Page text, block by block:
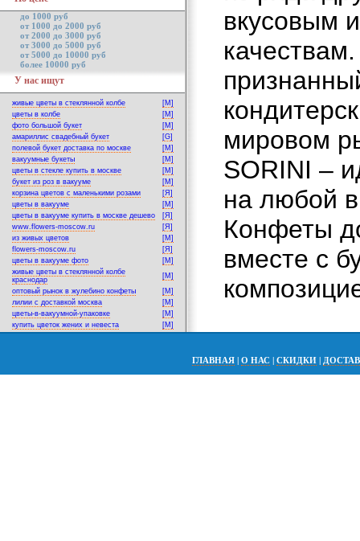
до 1000 руб
от 1000 до 2000 руб
от 2000 до 3000 руб
от 3000 до 5000 руб
от 5000 до 10000 руб
более 10000 руб
У нас ищут
живые цветы в стеклянной колбе
[M]
цветы в колбе
[M]
фото большой букет
[M]
амариллис свадебный букет
[G]
полевой букет доставка по москве
[M]
вакуумные букеты
[M]
цветы в стекле купить в москве
[M]
букет из роз в вакууме
[M]
корзина цветов с маленькими розами
[Я]
цветы в вакууме
[M]
цветы в вакууме купить в москве дешево
[Я]
www.flowers-moscow.ru
[Я]
из живых цветов
[M]
flowers-moscow.ru
[Я]
цветы в вакууме фото
[M]
живые цветы в стеклянной колбе
краснодар
[M]
оптовый рынок в жулебино конфеты
[M]
лилии с доставкой москва
[M]
цветы-в-вакуумной-упаковке
[M]
купить цветок жених и невеста
[M]
вкусовым
мировом
SORINI –
на любой
Конфеты
вместе с
ГЛАВНАЯ | О НАС | СКИДКИ |